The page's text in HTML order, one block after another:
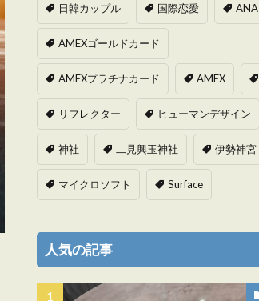
日韓カップル 国際恋愛
AMEXゴールドカード
AMEXプラチナカード AMEX
リフレクター ヒューマンデザイン
神社 二見興玉神社 伊勢神宮
マイクロソフト Surface
人気の記事